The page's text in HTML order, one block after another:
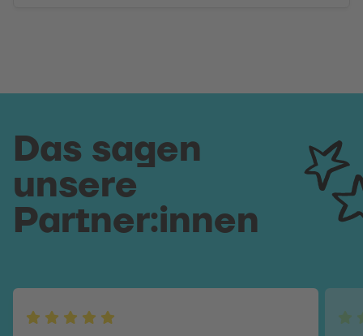
Das sagen
unsere
Partner:innen